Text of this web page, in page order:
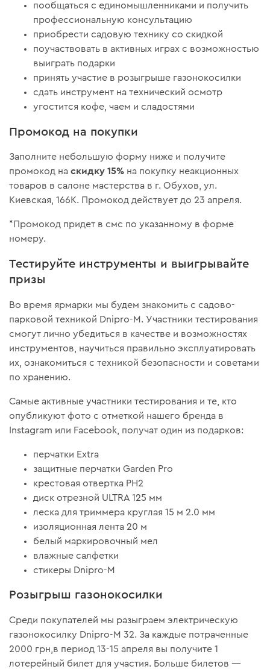
пообщаться с единомышленниками и получить
профессиональную консультацию
приобрести садовую технику со скидкой
поучаствовать в активных играх с возможностью
выиграть подарки
принять участие в розыгрыше газонокосилки
сдать инструмент на технический осмотр
угостится кофе, чаем и сладостями
Промокод на покупки
Заполните небольшую форму ниже и получите
промокод наскидку 15% на покупку неакционных
товаров в салоне мастерства в г. Обухов, ул.
Киевская, 166К. Промокод действует до 23 апреля.
*Промокод придет в смс по указанному в форме
номеру.
Тестируйте инструменты и выигрывайте
призы
Во время ярмарки мы будем знакомить с садово-
парковой техникой Dnipro-M. Участники тестирования
смогут лично убедиться в качестве и возможностях
инструментов, научиться правильно эксплуатировать
их, ознакомиться с техникой безопасности и советами
по хранению.
Самые активные участники тестирования и те, кто
опубликуют фото с отметкой нашего бренда в
Instagram или Facebook, получат один из подарков:
перчатки Extra
защитные перчатки Garden Pro
крестовая отвертка РН2
диск отрезной ULTRA 125 мм
леска для триммера круглая 15 м 2.0 мм
изоляционная лента 20 м
белый маркировочный мел
влажные салфетки
стикеры Dnipro-M
Розыгрыш газонокосилки
Среди покупателей мы разыграем электрическую
газонокосилку Dnipro-M 32. За каждые потраченные
2000 грн,в период 13-15 апреля вы получите 1
лотерейный билет для участия. Больше билетов —